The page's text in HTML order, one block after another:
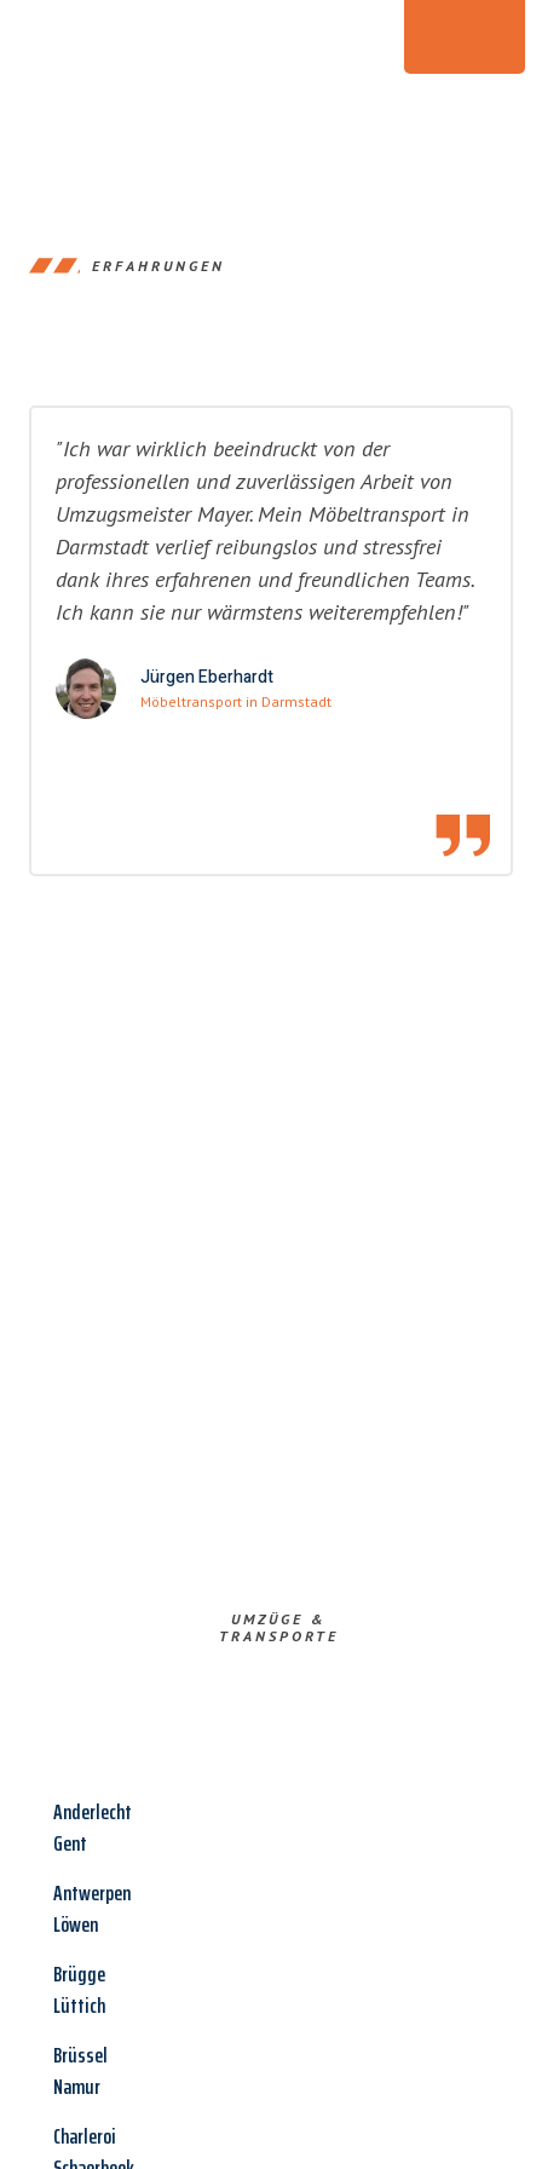
ERFAHRUNGEN
"Ich war wirklich beeindruckt von der
professionellen und zuverlässigen Arbeit von
Umzugsmeister Mayer. Mein Möbeltransport in
Darmstadt verlief reibungslos und stressfrei
dank ihres erfahrenen und freundlichen Teams.
Ich kann sie nur wärmstens weiterempfehlen!"
Jürgen Eberhardt
Möbeltransport in Darmstadt
UMZÜGE &
TRANSPORTE
Anderlecht
Gent
Antwerpen
Löwen
Brügge
Lüttich
Brüssel
Namur
Charleroi